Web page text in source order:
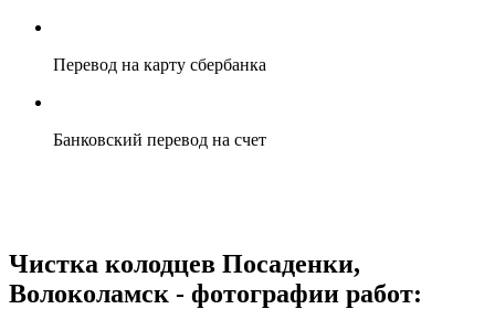
Перевод на карту сбербанка
Банковский перевод на счет
Чистка колодцев Посаденки,
Волоколамск - фотографии работ: